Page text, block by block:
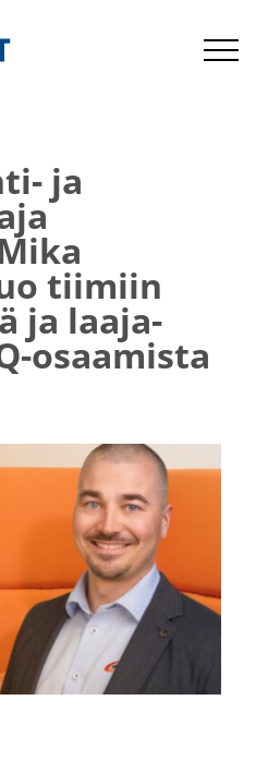
ja
tiimiin
ja laaja-​
​osaamista